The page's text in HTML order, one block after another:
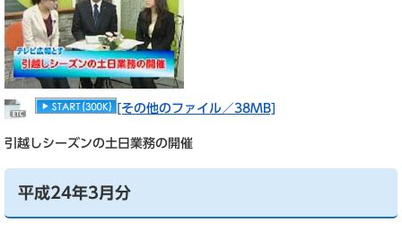
[その他のファイル／38MB]
引越しシーズンの土日業務の開催
平成24年3月分